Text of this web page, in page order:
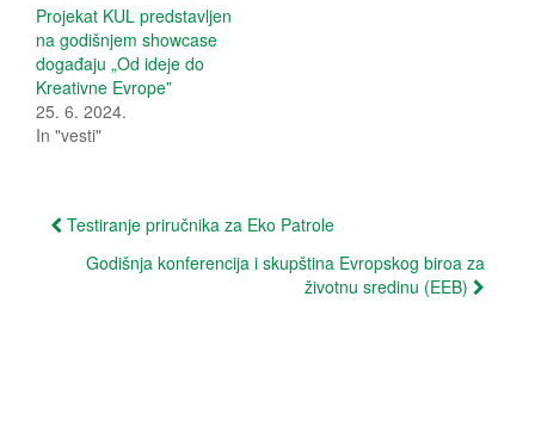
r
(
O
p
e
n
n
n
o
w
o
k
O
p
e
i
d
o
Projekat KUL predstavljen
na godišnjem showcase
događaju „Od ideje do
Kreativne Evrope”
25. 6. 2024.
In "vesti"
Post
navigation
Testiranje priručnika za Eko Patrole
Godišnja konferencija i skupština Evropskog biroa za
životnu sredinu (EEB)